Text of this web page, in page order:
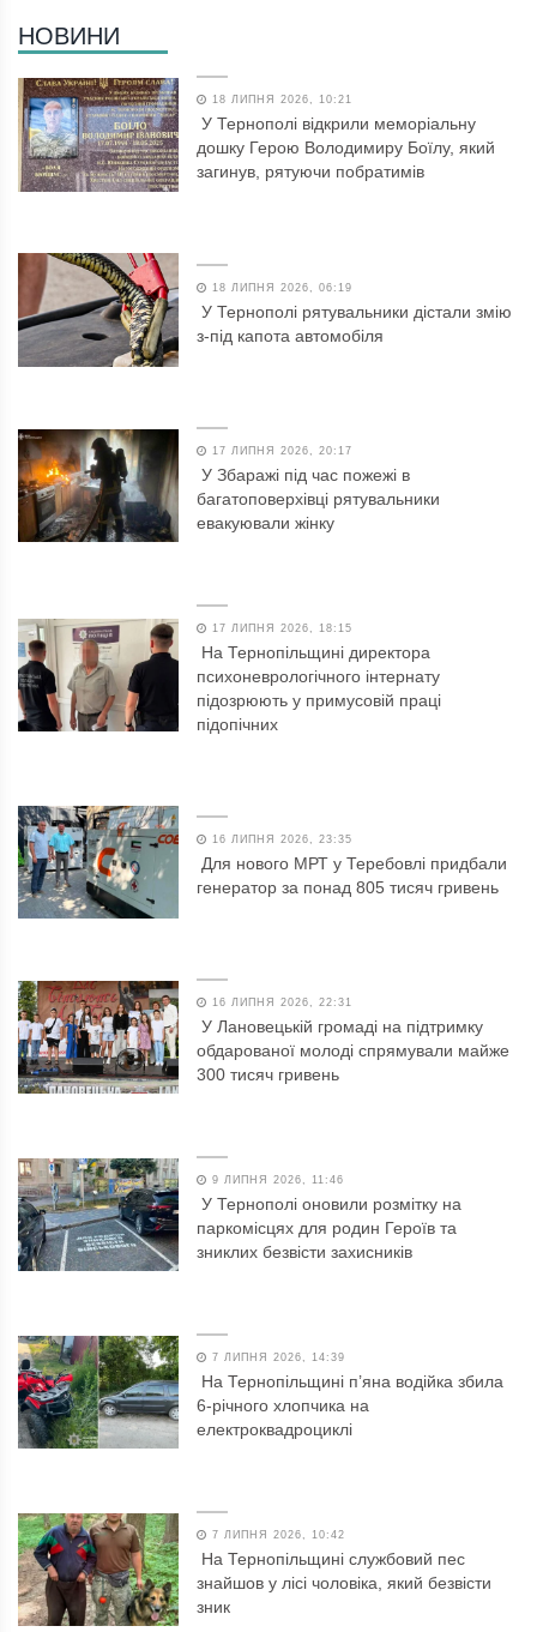
НОВИНИ
18 ЛИПНЯ 2026, 10:21
У Тернополі відкрили меморіальну
дошку Герою Володимиру Боїлу, який
загинув, рятуючи побратимів
18 ЛИПНЯ 2026, 06:19
У Тернополі рятувальники дістали змію
з-під капота автомобіля
17 ЛИПНЯ 2026, 20:17
У Збаражі під час пожежі в
багатоповерхівці рятувальники
евакуювали жінку
17 ЛИПНЯ 2026, 18:15
На Тернопільщині директора
психоневрологічного інтернату
підозрюють у примусовій праці
підопічних
16 ЛИПНЯ 2026, 23:35
Для нового МРТ у Теребовлі придбали
генератор за понад 805 тисяч гривень
16 ЛИПНЯ 2026, 22:31
У Лановецькій громаді на підтримку
обдарованої молоді спрямували майже
300 тисяч гривень
9 ЛИПНЯ 2026, 11:46
У Тернополі оновили розмітку на
паркомісцях для родин Героїв та
зниклих безвісти захисників
7 ЛИПНЯ 2026, 14:39
На Тернопільщині п’яна водійка збила
6-річного хлопчика на
електроквадроциклі
7 ЛИПНЯ 2026, 10:42
На Тернопільщині службовий пес
знайшов у лісі чоловіка, який безвісти
зник